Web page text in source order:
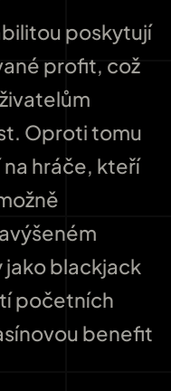
poskytují
profit, což
Oproti tomu
hráče, kteří
jako blackjack
početních
benefit